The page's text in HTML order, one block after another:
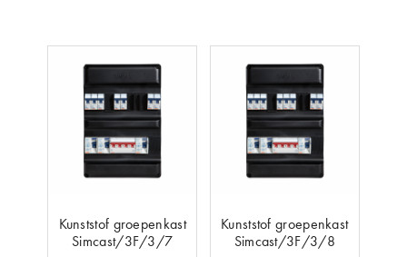
Kunststof groepenkast
Simcast/3F/3/7
Kunststof groepenkast
Simcast/3F/3/8